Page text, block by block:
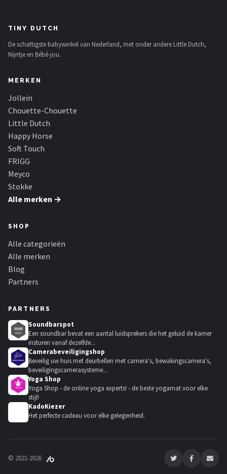
TINY DUTCH
De schattigste babywinkel van Nederland, met onder andere Little Dutch,
Nijntje en Bébé-jou.
MERKEN
Jollein
Chouette-Chouette
Little Dutch
Happy Horse
Soft Touch
FRIGG
Meyco
Stokke
Alle merken →
SHOP
Alle categorieën
Alle merken
Blog
Partners
PARTNERS
Soundbarspot
Een soundbar bevat een aantal luidsprekers die het geluid de kamer
insturen vanaf dezelfde...
Camerabeveiligingshop
Beveilig uw huis met deurbellen met camera's, bewakingscamera's,
beveiligingscamerasysteme...
Yoga Shop
Yoga Shop - de online yoga experts! - de beste yogamat voor elke
stijl!
KadoKiezer
Het perfecte cadeau voor elke gelegenheid.
© 2021-2026